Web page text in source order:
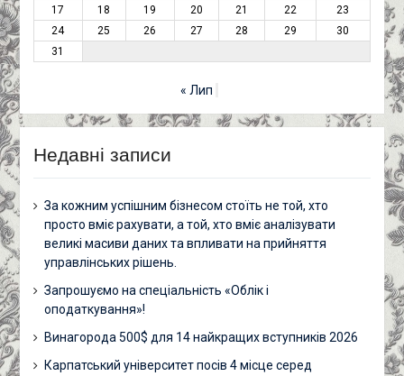
17
18 19 20 21 22
23
24
25 26 27 28 29
30
31
« Лип
Недавні записи
За кожним успішним бізнесом стоїть не той, хто
просто вміє рахувати, а той, хто вміє аналізувати
великі масиви даних та впливати на прийняття
управлінських рішень.
Запрошуємо на спеціальність «Облік і
оподаткування»!
Винагорода 500$ для 14 найкращих вступників 2026
Карпатський університет посів 4 місце серед